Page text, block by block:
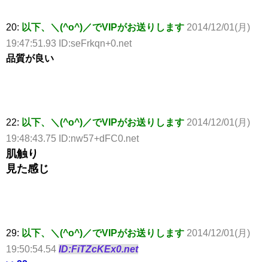
20: 以下、＼(^o^)／でVIPがお送りします 2014/12/01(月)
19:47:51.93 ID:seFrkqn+0.net
品質が良い
22: 以下、＼(^o^)／でVIPがお送りします 2014/12/01(月)
19:48:43.75 ID:nw57+dFC0.net
肌触り
見た感じ
29: 以下、＼(^o^)／でVIPがお送りします 2014/12/01(月)
19:50:54.54 ID:FiTZcKEx0.net